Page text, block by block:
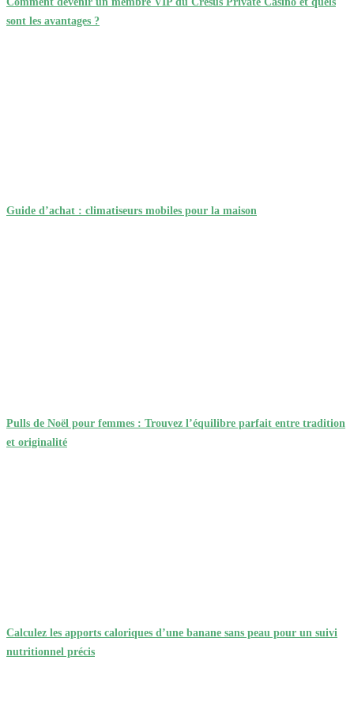
sont les avantages ?
Guide d’achat : climatiseurs mobiles pour la maison
Pulls de Noël pour femmes : Trouvez l’équilibre parfait entre tradition
et originalité
Calculez les apports caloriques d’une banane sans peau pour un suivi
nutritionnel précis